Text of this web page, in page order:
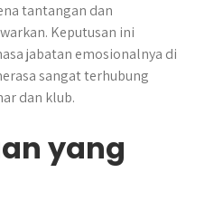
tantangan dan
Keputusan ini
jabatan emosionalnya di
sangat terhubung
dan klub.
yang